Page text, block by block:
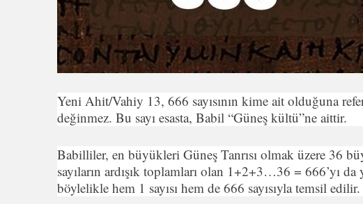
Yeni Ahit/Vahiy 13, 666 sayısının kime ait olduğuna
değinmez. Bu sayı esasta, Babil “Güneş kültü”ne aittir.
Babilliler, en büyükleri Güneş Tanrısı olmak üzere 36
sayıların ardışık toplamları olan 1+2+3…36 = 666’yı da
böylelikle hem 1 sayısı hem de 666 sayısıyla temsil edilir.